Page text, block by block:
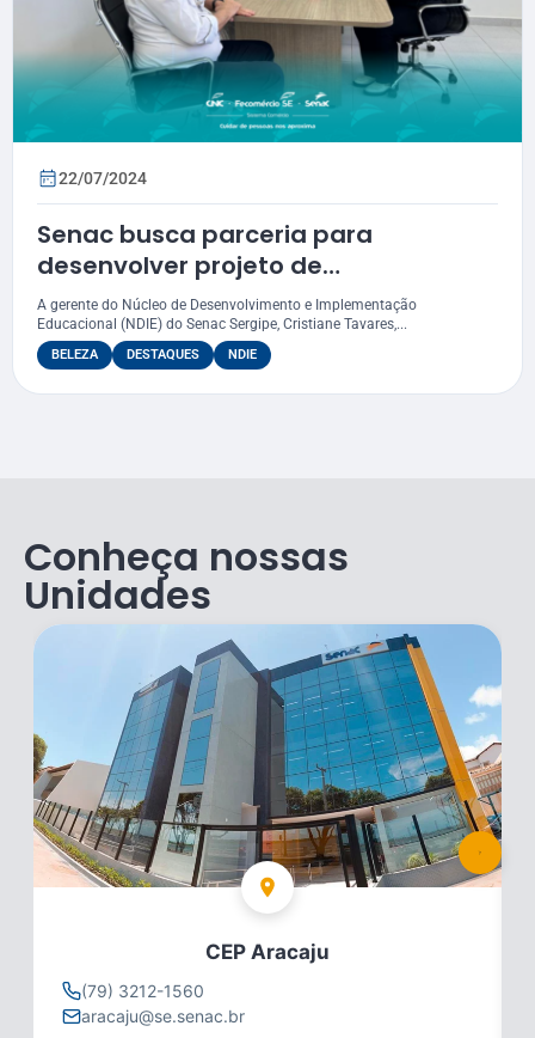
22/07/2024
Senac busca parceria para
desenvolver projeto de
reaproveitamento de cabelos
A gerente do Núcleo de Desenvolvimento e Implementação
Educacional (NDIE) do Senac Sergipe, Cristiane Tavares,...
BELEZA DESTAQUES NDIE
Conheça nossas
Unidades
CEP Aracaju
(79) 3212-1560
aracaju@se.senac.br